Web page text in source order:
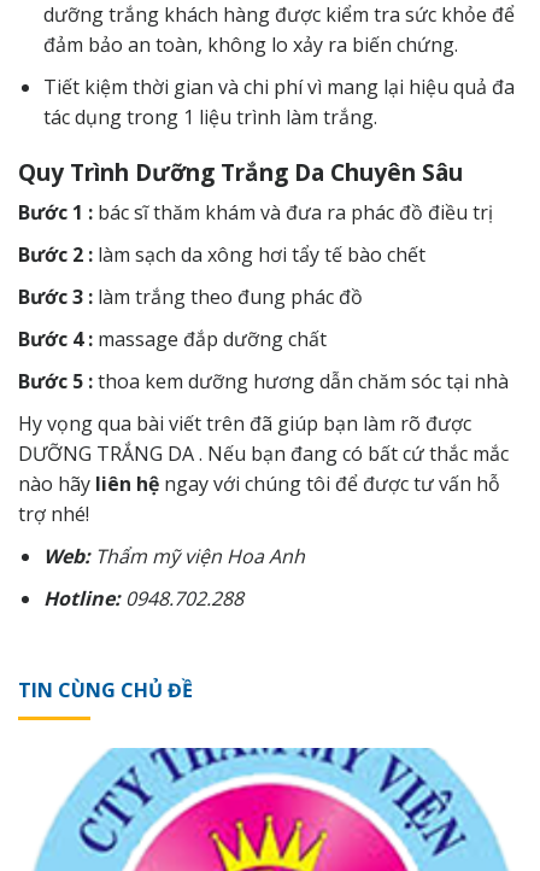
dưỡng trắng khách hàng được kiểm tra sức khỏe để
đảm bảo an toàn, không lo xảy ra biến chứng.
Tiết kiệm thời gian và chi phí vì mang lại hiệu quả đa
tác dụng trong 1 liệu trình làm trắng.
Quy Trình Dưỡng Trắng Da Chuyên Sâu
Bước 1 : bác sĩ thăm khám và đưa ra phác đồ điều trị
Bước 2 : làm sạch da xông hơi tẩy tế bào chết
Bước 3 : làm trắng theo đung phác đồ
Bước 4 : massage đắp dưỡng chất
Bước 5 :thoa kem dưỡng hương dẫn chăm sóc tại nhà
Hy vọng qua bài viết trên đã giúp bạn làm rõ được
DƯỠNG TRẮNG DA . Nếu bạn đang có bất cứ thắc mắc
nào hãy liên hệ ngay với chúng tôi để được tư vấn hỗ
trợ nhé!
Web: Thẩm mỹ viện Hoa Anh
Hotline: 0948.702.288
TIN CÙNG CHỦ ĐỀ